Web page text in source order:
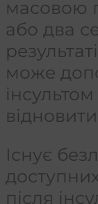
масовою
або два
може
Існує
після